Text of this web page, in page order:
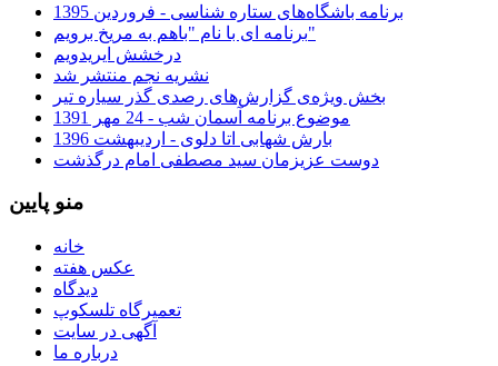
برنامه باشگاه‌های ستاره شناسی - فروردین 1395
برنامه ای با نام "باهم به مریخ برویم"
درخشش ایریدویم
نشریه نجم منتشر شد
بخش ویژه‌ی گزارش‌های رصدی گذر سیاره تیر
موضوع برنامه آسمان شب - 24 مهر 1391
بارش شهابی اتا دلوی - اردیبهشت 1396
دوست عزیزمان سید مصطفی امام درگذشت
منو پایین
خانه
عکس هفته
دیدگاه
تعمیرگاه تلسکوپ
آگهی در سایت
درباره ما